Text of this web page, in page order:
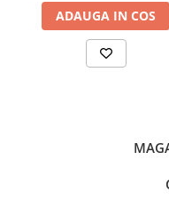
ADAUGA IN COS